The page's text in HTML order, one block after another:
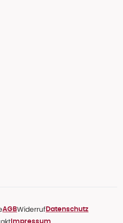
AGBWiderruf Datenschutz